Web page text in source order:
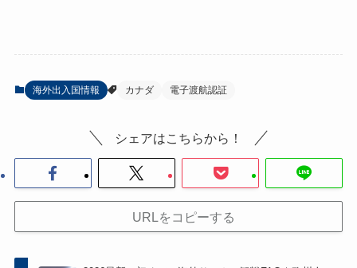
海外出入国情報 カナダ 電子渡航認証
シェアはこちらから！
URLをコピーする